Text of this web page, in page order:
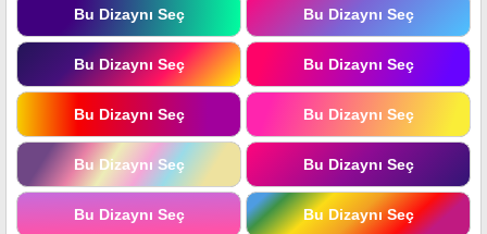
Bu Dizaynı Seç Bu Dizaynı Seç
Bu Dizaynı Seç Bu Dizaynı Seç
Bu Dizaynı Seç Bu Dizaynı Seç
Bu Dizaynı Seç Bu Dizaynı Seç
Bu Dizaynı Seç Bu Dizaynı Seç